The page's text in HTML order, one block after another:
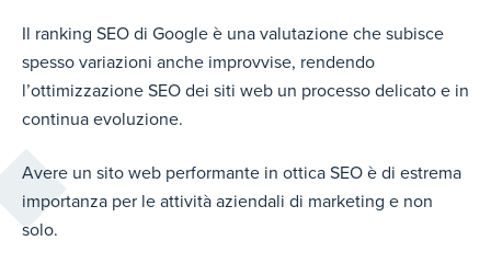
Il ranking SEO di Google è una valutazione che subisce
spesso variazioni anche improvvise, rendendo
l’ottimizzazione SEO dei siti web un processo delicato e in
continua evoluzione.
Avere un sito web performante in ottica SEO è di estrema
importanza per le attività aziendali di marketing e non
solo.